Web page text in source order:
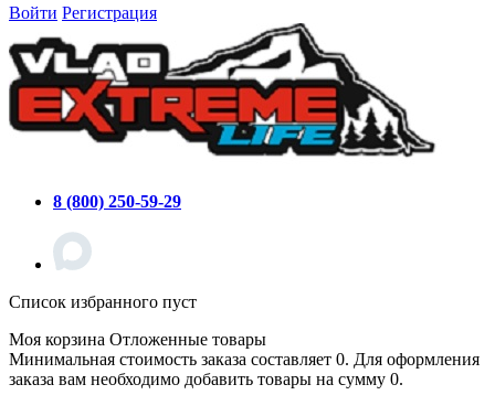
Войти Регистрация
8 (800) 250-59-29
Список избранного пуст
Моя корзина Отложенные товары
Минимальная стоимость заказа составляет 0. Для оформления
заказа вам необходимо добавить товары на сумму 0.